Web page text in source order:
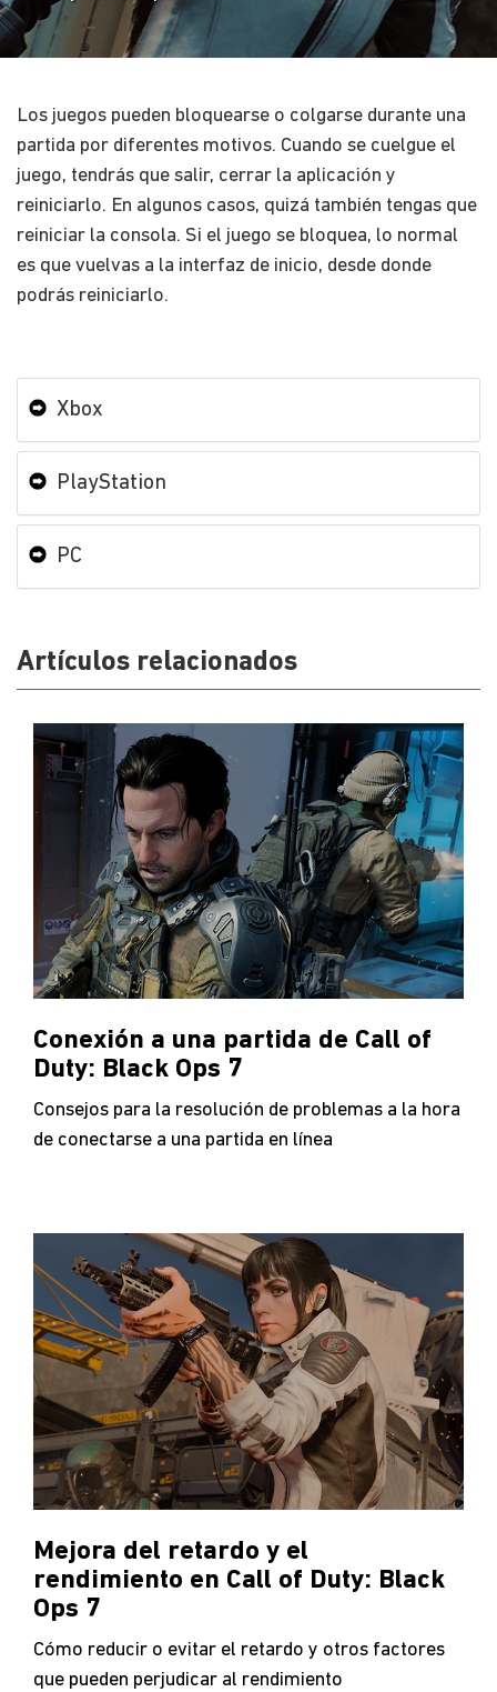
Los juegos pueden bloquearse o colgarse durante una
partida por diferentes motivos. Cuando se cuelgue el
juego, tendrás que salir, cerrar la aplicación y
reiniciarlo. En algunos casos, quizá también tengas que
reiniciar la consola. Si el juego se bloquea, lo normal
es que vuelvas a la interfaz de inicio, desde donde
podrás reiniciarlo.
Xbox
PlayStation
PC
Artículos relacionados
Conexión a una partida de Call of
Duty: Black Ops 7
Consejos para la resolución de problemas a la hora
de conectarse a una partida en línea
Mejora del retardo y el
rendimiento en Call of Duty: Black
Ops 7
Cómo reducir o evitar el retardo y otros factores
que pueden perjudicar al rendimiento